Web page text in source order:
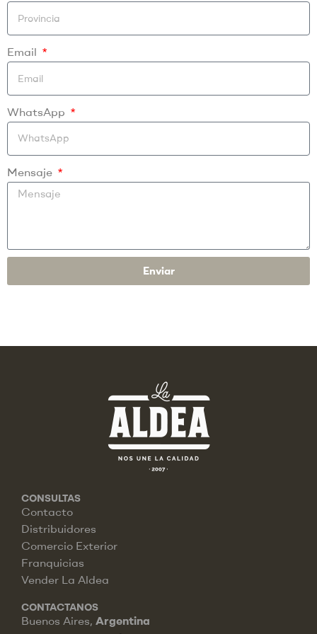
Email
WhatsApp
Mensaje
Enviar
CONSULTAS
Contacto
Distribuidores
Comercio Exterior
Franquicias
Vender La Aldea
CONTACTANOS
Buenos Aires, Argentina